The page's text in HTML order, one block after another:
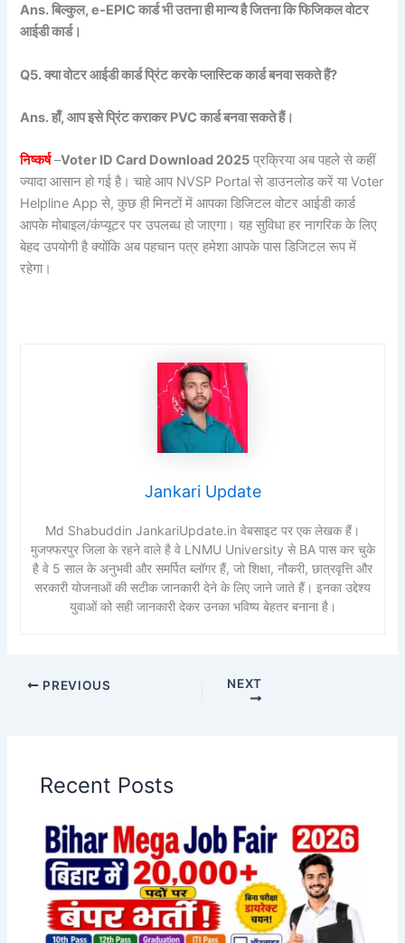
Ans. बिल्कुल, e-EPIC कार्ड भी उतना ही मान्य है जितना कि फिजिकल वोटर
आईडी कार्ड।
Q5. क्या वोटर आईडी कार्ड प्रिंट करके प्लास्टिक कार्ड बनवा सकते हैं?
Ans. हाँ, आप इसे प्रिंट कराकर PVC कार्ड बनवा सकते हैं।
निष्कर्ष–Voter ID Card Download 2025 प्रक्रिया अब पहले से कहीं
ज्यादा आसान हो गई है। चाहे आप NVSP Portal से डाउनलोड करें या Voter
Helpline App से, कुछ ही मिनटों में आपका डिजिटल वोटर आईडी कार्ड
आपके मोबाइल/कंप्यूटर पर उपलब्ध हो जाएगा। यह सुविधा हर नागरिक के लिए
बेहद उपयोगी है क्योंकि अब पहचान पत्र हमेशा आपके पास डिजिटल रूप में
रहेगा।
Jankari Update
Md Shabuddin JankariUpdate.in वेबसाइट पर एक लेखक हैं।
मुजफ्फरपुर जिला के रहने वाले है वे LNMU University से BA पास कर चुके
है वे 5 साल के अनुभवी और समर्पित ब्लॉगर हैं, जो शिक्षा, नौकरी, छात्रवृत्ति और
सरकारी योजनाओं की सटीक जानकारी देने के लिए जाने जाते हैं। इनका उद्देश्य
युवाओं को सही जानकारी देकर उनका भविष्य बेहतर बनाना है।
PREVIOUS NEXT
Recent Posts